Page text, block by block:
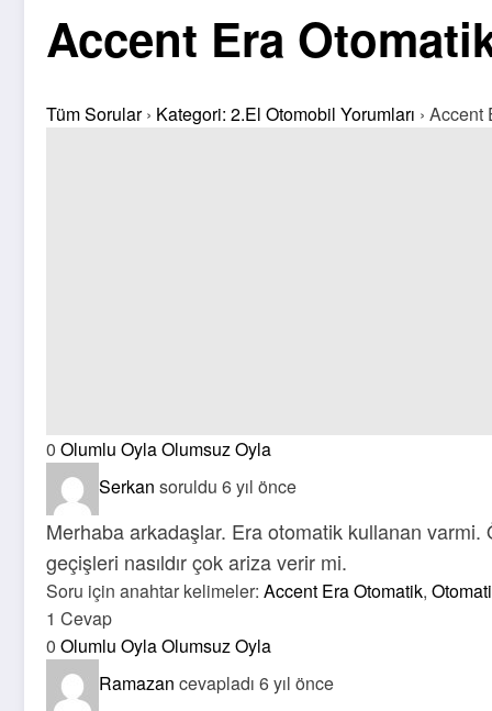
Accent Era
Tüm Sorular› Kategori: 2.El Otomobil Yorumları › Accent
0 Olumlu OylaOlumsuz Oyla
Serkan soruldu 6 yıl önce
Merhaba arkadaşlar. Era otomatik kullanan varmi.
geçişleri nasıldır çok ariza verir mi.
Soru için anahtar kelimeler: Accent Era Otomatik,
1 Cevap
0 Olumlu OylaOlumsuz Oyla
Ramazan cevapladı 6 yıl önce